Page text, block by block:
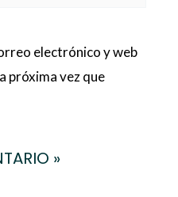
electrónico y web
próxima vez que